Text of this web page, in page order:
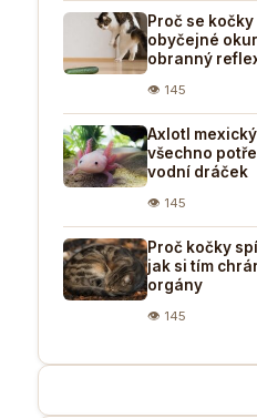
Proč se
obyčejné
obranný
👁 145
Axlotl
všechno
vodní dráček
👁 145
Proč kočky
jak si tím
orgány
👁 145